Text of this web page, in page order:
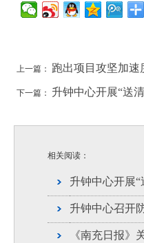
上一篇： 跑出项目攻坚加速
下一篇： 升钟中心开展“送
相关阅读：
升钟中心开展
升钟中心召开
《南充日报》